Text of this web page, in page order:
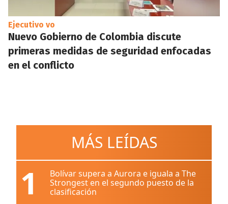
Ejecutivo vo
Nuevo Gobierno de Colombia discute
primeras medidas de seguridad enfocadas
en el conflicto
MÁS LEÍDAS
1
Bolívar supera a Aurora e iguala a The
Strongest en el segundo puesto de la
clasificación